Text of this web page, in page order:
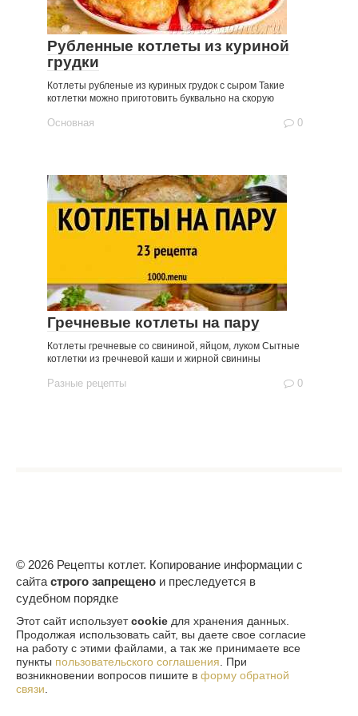
Рубленные котлеты из куриной
грудки
Котлеты рубленые из куриных грудок с сыром Такие
котлетки можно приготовить буквально на скорую
Основная 0
Гречневые котлеты на пару
Котлеты гречневые со свининой, яйцом, луком Сытные
котлетки из гречневой каши и жирной свинины
Разные рецепты 0
© 2026 Рецепты котлет. Копирование информации с
сайта строго запрещено и преследуется в
судебном порядке
Этот сайт использует cookie для хранения данных.
Продолжая использовать сайт, вы даете свое согласие
на работу с этими файлами, а так же принимаете все
пункты пользовательского соглашения. При
возникновении вопросов пишите в форму обратной
связи.